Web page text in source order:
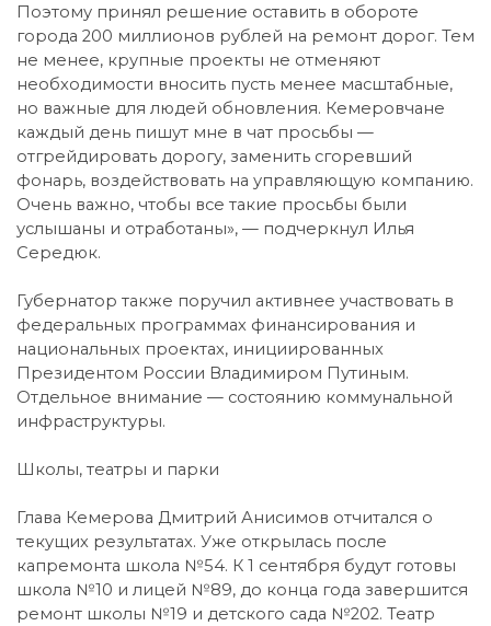
Поэтому принял решение оставить в обороте
города 200 миллионов рублей на ремонт дорог. Тем
не менее, крупные проекты не отменяют
необходимости вносить пусть менее масштабные,
но важные для людей обновления. Кемеровчане
каждый день пишут мне в чат просьбы —
отгрейдировать дорогу, заменить сгоревший
фонарь, воздействовать на управляющую компанию.
Очень важно, чтобы все такие просьбы были
услышаны и отработаны», — подчеркнул Илья
Середюк.
Губернатор также поручил активнее участвовать в
федеральных программах финансирования и
национальных проектах, инициированных
Президентом России Владимиром Путиным.
Отдельное внимание — состоянию коммунальной
инфраструктуры.
Школы, театры и парки
Глава Кемерова Дмитрий Анисимов отчитался о
текущих результатах. Уже открылась после
капремонта школа №54. К 1 сентября будут готовы
школа №10 и лицей №89, до конца года завершится
ремонт школы №19 и детского сада №202. Театр